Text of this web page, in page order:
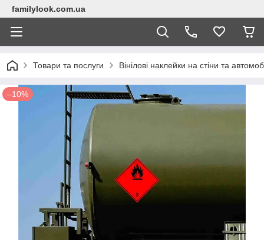
familylook.com.ua
Товари та послуги Вінілові наклейки на стіни та
–10%